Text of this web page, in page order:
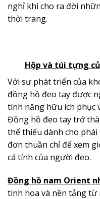
nghỉ khi cho ra đời
thời trang.
Hộp và túi tựng
Với sự phát triển của
đồng hồ đeo tay được
tính năng hữu ích phục
Đồng hồ đeo tay trở
thể thiếu dành cho
đơn thuần chỉ để xem
cá tính của người đeo.
Đồng hồ nam Orient
tinh hoa và nền tảng